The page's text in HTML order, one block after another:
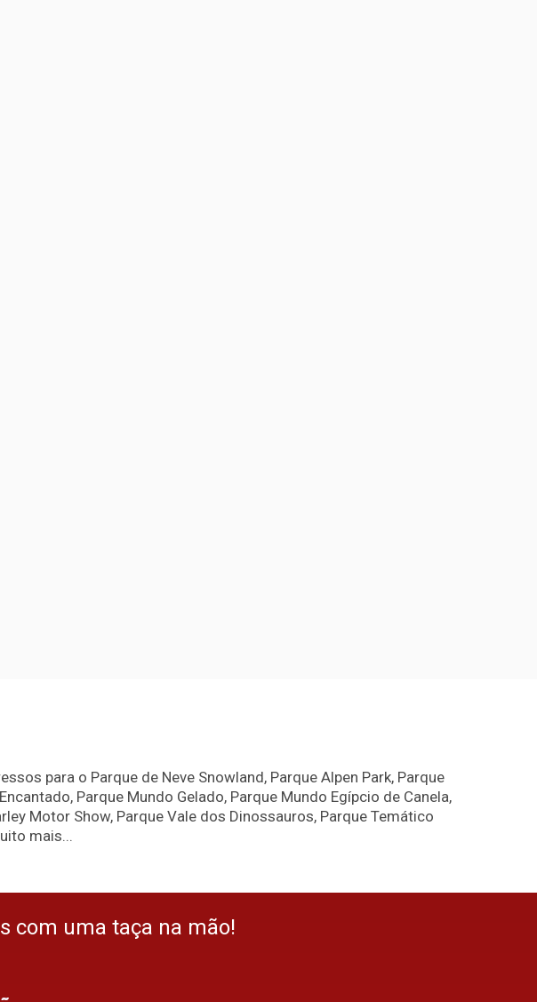
para o Parque de Neve Snowland, Parque Alpen Park, Parque
Parque Mundo Gelado, Parque Mundo Egípcio de Canela,
Motor Show, Parque Vale dos Dinossauros, Parque Temático
mais...
com uma taça na mão!